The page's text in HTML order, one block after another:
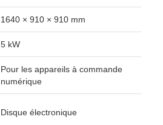
1640 × 910 × 910 mm
5 kW
Pour les appareils à commande
numérique
Disque électronique